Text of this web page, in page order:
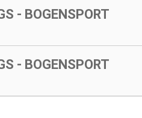
- BOGENSPORT
- BOGENSPORT